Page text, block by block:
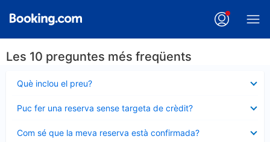
Les 10 preguntes més freqüents
Què inclou el preu?
tancat
Puc fer una reserva sense targeta de crèdit?
tancat
Com sé que la meva reserva està confirmada?
tancat